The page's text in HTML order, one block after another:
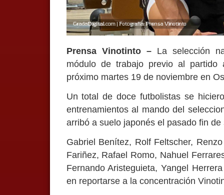
Prensa Vinotinto –La selección
módulo de trabajo previo al
próximo martes 19 de noviembre en
Un total de doce futbolistas se
entrenamientos al mando del
arribó a suelo japonés el pasado fin
Gabriel Benítez, Rolf Feltscher,
Fariñez, Rafael Romo, Nahuel
Fernando Aristeguieta, Yangel
en reportarse a la concentración